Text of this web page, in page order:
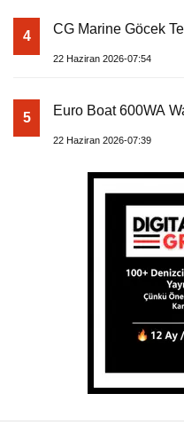
4 CG Marine Göcek
22 Haziran 2026-07:54
5 Euro Boat 600WA
22 Haziran 2026-07:39